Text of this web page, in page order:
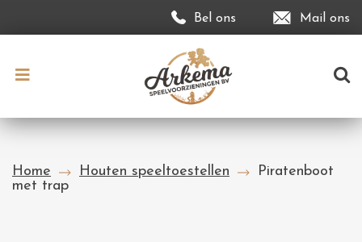
Bel ons Mail ons
Home Houten speeltoestellen
Piratenboot
met trap